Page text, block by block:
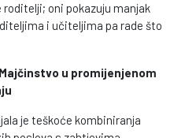
roditelji; oni pokazuju manjak
i učiteljima pa rade što
u promijenjenom
je teškoće kombiniranja